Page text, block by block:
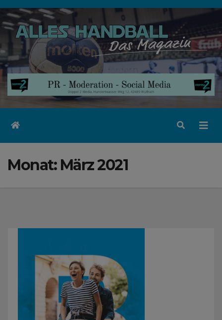
Zum
Inhalt
springen
Monat: März 2021